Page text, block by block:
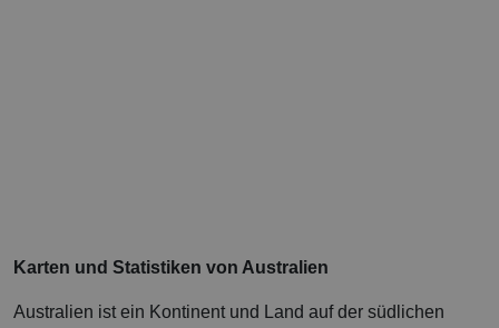
Karten und Statistiken von Australien
Australien ist ein Kontinent und Land auf der südlichen